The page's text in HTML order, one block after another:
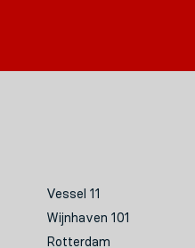
Vessel 11
Wijnhaven 101
Rotterdam